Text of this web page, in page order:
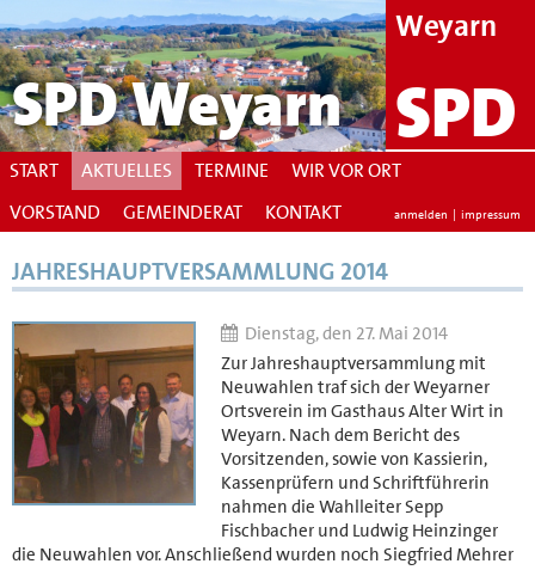
SPD Weyarn
START AKTUELLES TERMINE
WIR VOR ORT
VORSTAND
GEMEINDERAT KONTAKT anmelden | impressum
Weyarn
SPD
JAHRESHAUPTVERSAMMLUNG 2014
Dienstag, den 27. Mai 2014
Zur Jahreshauptversammlung mit
Neuwahlen traf sich der Weyarner
Ortsverein im Gasthaus Alter Wirt in
Weyarn. Nach dem Bericht des
Vorsitzenden, sowie von Kassierin,
Kassenprüfern und Schriftführerin
nahmen die Wahlleiter Sepp
Fischbacher und Ludwig Heinzinger
die Neuwahlen vor. Anschließend wurden noch Siegfried Mehrer